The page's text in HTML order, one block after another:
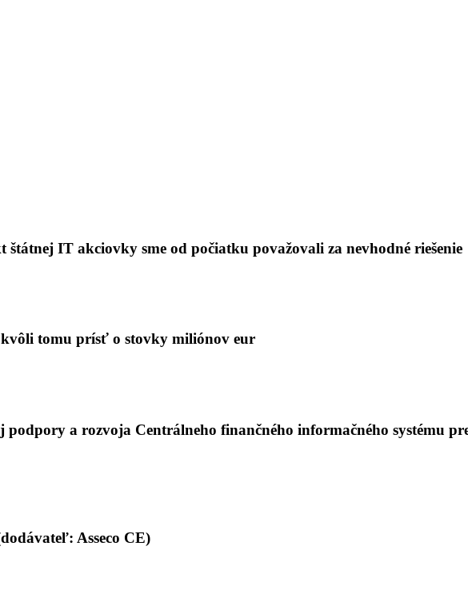
IT akciovky sme od počiatku považovali za nevhodné riešenie
tomu prísť o stovky miliónov eur
a rozvoja Centrálneho finančného informačného systému
Asseco CE)